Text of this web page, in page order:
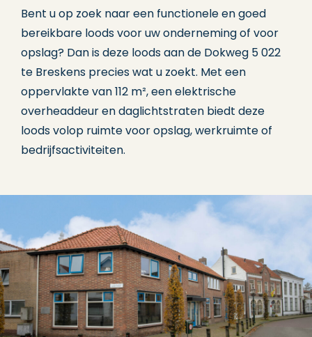
Bent u op zoek naar een functionele en goed
bereikbare loods voor uw onderneming of voor
opslag? Dan is deze loods aan de Dokweg 5 022
te Breskens precies wat u zoekt. Met een
oppervlakte van 112 m², een elektrische
overheaddeur en daglichtstraten biedt deze
loods volop ruimte voor opslag, werkruimte of
bedrijfsactiviteiten.